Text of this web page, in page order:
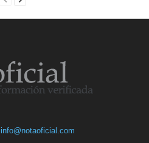
info@notaoficial.com